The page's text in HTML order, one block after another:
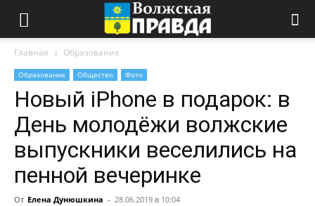
Главная Образование
Образование Общество Фото
Новый iPhone в подарок: в
День молодёжи волжские
выпускники веселились на
пенной вечеринке
От Елена Дунюшкина - 28.06.2019 в 10:04